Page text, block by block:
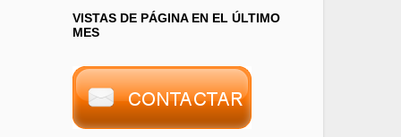
VISTAS DE PÁGINA EN EL ÚLTIMO
MES